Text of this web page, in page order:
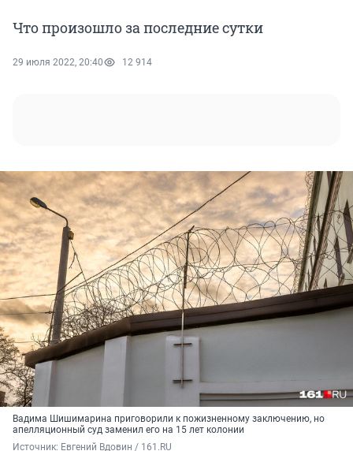
Что произошло за последние сутки
29 июля 2022, 20:40 12 914
Вадима Шишимарина приговорили к пожизненному заключению, но
апелляционный суд заменил его на 15 лет колонии
Источник: Евгений Вдовин / 161.RU